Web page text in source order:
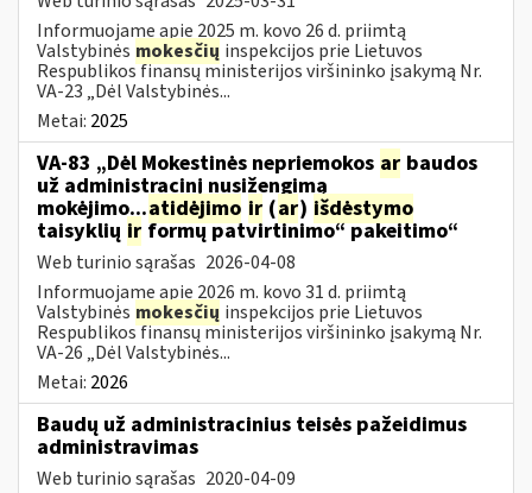
Informuojame apie 2025 m. kovo 26 d. priimtą
Valstybinės mokesčių inspekcijos prie Lietuvos
Respublikos finansų ministerijos viršininko įsakymą Nr.
VA-23 „Dėl Valstybinės...
Metai: 2025
VA-83 „Dėl Mokestinės nepriemokos ar baudos
už administracinį nusižengimą
mokėjimo...atidėjimo ir (ar) išdėstymo
taisyklių ir formų patvirtinimo“ pakeitimo“
Web turinio sąrašas 2026-04-08
Informuojame apie 2026 m. kovo 31 d. priimtą
Valstybinės mokesčių inspekcijos prie Lietuvos
Respublikos finansų ministerijos viršininko įsakymą Nr.
VA-26 „Dėl Valstybinės...
Metai: 2026
Baudų už administracinius teisės pažeidimus
administravimas
Web turinio sąrašas 2020-04-09